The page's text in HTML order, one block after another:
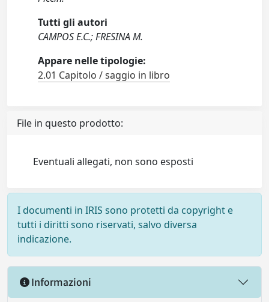
Tutti gli autori
CAMPOS E.C.; FRESINA M.
Appare nelle tipologie:
2.01 Capitolo / saggio in libro
File in questo prodotto:
Eventuali allegati, non sono esposti
I documenti in IRIS sono protetti da copyright e
tutti i diritti sono riservati, salvo diversa
indicazione.
Informazioni